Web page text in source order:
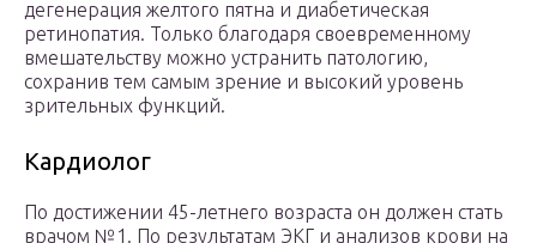
дегенерация желтого пятна и диабетическая
ретинопатия. Только благодаря своевременному
вмешательству можно устранить патологию,
сохранив тем самым зрение и высокий уровень
зрительных функций.
Кардиолог
По достижении 45-летнего возраста он должен стать
врачом №1. По результатам ЭКГ и анализов крови на